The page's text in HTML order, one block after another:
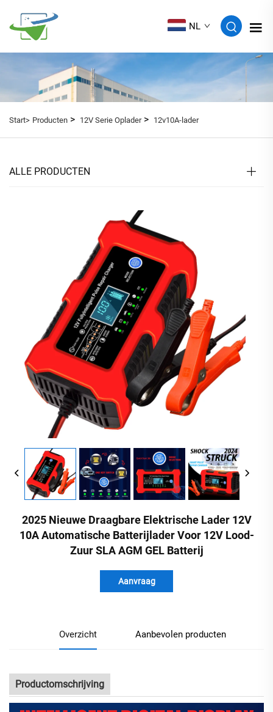
NL
Start> Producten > 12V Serie Oplader> 12v10A-lader
ALLE PRODUCTEN
2025 Nieuwe Draagbare Elektrische Lader 12V
10A Automatische Batterijlader Voor 12V Lood-
Zuur SLA AGM GEL Batterij
Aanvraag
Overzicht Aanbevolen producten
Productomschrijving